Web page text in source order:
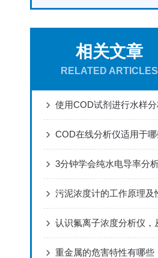
相关文章
RELATED ARTICLES
重金属的危害特性有哪些